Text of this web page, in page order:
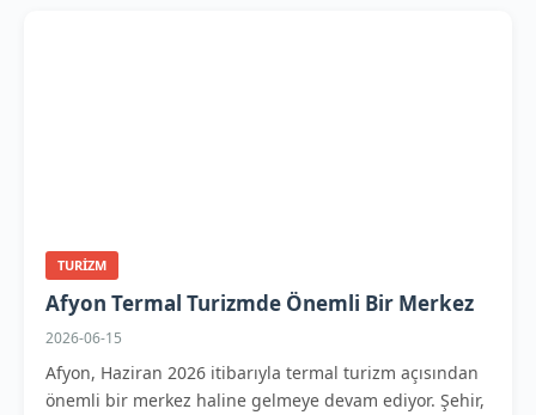
TURIZM
Afyon Termal Turizmde Önemli Bir Merkez
2026-06-15
Afyon, Haziran 2026 itibarıyla termal turizm açısından
önemli bir merkez haline gelmeye devam ediyor. Şehir,